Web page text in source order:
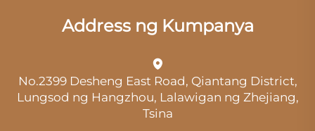
Address ng Kumpanya
No.2399 Desheng East Road, Qiantang District,
Lungsod ng Hangzhou, Lalawigan ng Zhejiang,
Tsina